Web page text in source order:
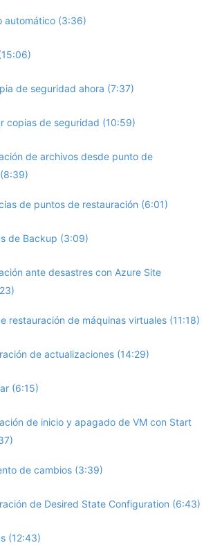
automático (3:36)
de seguridad ahora (7:37)
copias de seguridad (10:59)
de archivos desde punto de
de puntos de restauración (6:01)
de Backup (3:09)
ante desastres con Azure Site
restauración de máquinas virtuales (11:18)
de actualizaciones (14:29)
(6:15)
de inicio y apagado de VM con Start
de cambios (3:39)
de Desired State Configuration (6:43)
(12:43)